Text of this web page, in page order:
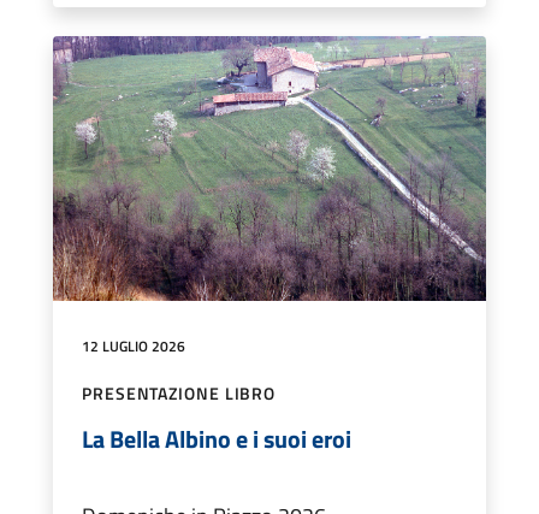
12 LUGLIO 2026
PRESENTAZIONE LIBRO
La Bella Albino e i suoi eroi